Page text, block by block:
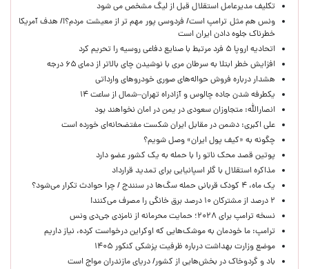
تکلیف مدیرعامل استقلال قبل از لیگ مشخص می شود
ونس هم مثل ترامپ است/ فردوسی پور مهم تر از معیشت مردم؟!/ هدف آمریکا
خطرناک جلوه دادن ایران است
اتحادیه اروپا ۵ فرد مرتبط با صنایع دفاعی روسیه را تحریم کرد
افزایش خطر ابتلا به سرطان مری با نوشیدن چای بالاتر از دمای ۶۵ درجه
هشدار درباره فروش حواله‌های صوری خودروهای وارداتی
یکطرفه شدن جاده چالوس و آزادراه تهران–شمال از ساعت ۱۴
انصارالله: متجاوزان سعودی در یمن در امان نخواهند بود
علی اکبری: دشمن در مقابل ایران شکست مفتضحانه‌ای خورده است
چگونه به «کیف پول ایران» وصل شویم؟
پوتین قصد محک ناتو را با حمله به یک کشور عضو دارد
مذاکره استقلال با گلر اسپانیایی برای تمدید قرارداد
یک ماه، ۴ کودک قربانی حمله سگ‌ها در سنندج / چرا حوادث تکرار می‌شود؟
۲ درصد از مشترکان ۱۰ درصد برق خانگی را مصرف می‌کنند!
نسخه ترامپ برای ۲۰۲۸؛ حمایت محرمانه از نامزدی جی‌دی ونس
ترامپ: ما خودمان به موشک‌هایی که اوکراین درخواست کرده، نیاز داریم
موضع وزارت بهداشت درباره ظرفیت پزشکی کنکور ۱۴۰۵
باد و گردوخاک در بخش‌هایی از کشور/ دریای مازندران مواج است